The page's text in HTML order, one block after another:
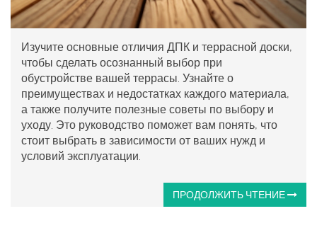
Изучите основные отличия ДПК и террасной доски,
чтобы сделать осознанный выбор при
обустройстве вашей террасы. Узнайте о
преимуществах и недостатках каждого материала,
а также получите полезные советы по выбору и
уходу. Это руководство поможет вам понять, что
стоит выбрать в зависимости от ваших нужд и
условий эксплуатации.
ПРОДОЛЖИТЬ ЧТЕНИЕ